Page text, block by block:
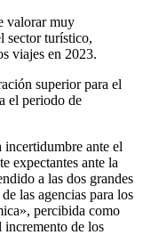
valorar muy
sector turístico,
viajes en 2023.
superior para el
el periodo de
incertidumbre ante el
expectantes ante la
a las dos grandes
las agencias para los
percibida como
incremento de los